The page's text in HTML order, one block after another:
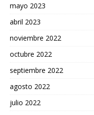
mayo 2023
abril 2023
noviembre 2022
octubre 2022
septiembre 2022
agosto 2022
julio 2022